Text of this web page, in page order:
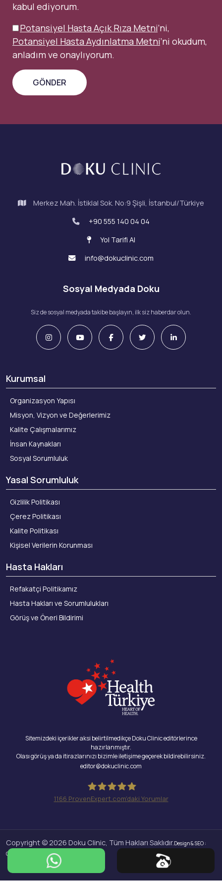
kabul ediyorum.
Potansiyel Hasta Açık Rıza Metni’ni,
Potansiyel Hasta Aydınlatma Metni’ni okudum,
anladım ve onaylıyorum.
Merkez Mah. İstiklal Sok. No:9 Şişli, İstanbul/Türkiye
+90 555 140 04 04
Yol Tarifi Al
info@dokuclinic.com
Sosyal Medyada Doku
Siz de sosyal medyada takibe başlayın, ilk siz haberdar olun.
Kurumsal
Organizasyon Yapısı
Misyon, Vizyon ve Değerlerimiz
Kalite Çalışmalarımız
İnsan Kaynakları
Sosyal Sorumluluk
Yasal Sorumluluk
Gizlilik Politikası
Çerez Politikası
Kalite Politikası
Kişisel Verilerin Korunması
Hasta Hakları
Refakatçi Politikamız
Hasta Hakları ve Sorumlulukları
Görüş ve Öneri Bildirimi
Sitemizdeki içerikler aksi belirtilmedikçe Doku Clinic editörlerince
hazırlanmıştır.
Olası görüş ya da itirazlarınızı bizimle iletişime geçerek bildirebilirsiniz.
editor@dokuclinic.com
1166 ProvenExpert.com'daki Yorumlar
Copyright © 2026 Doku Clinic, Tüm Hakları Saklıdır.Design & SEO :
Crabs Media